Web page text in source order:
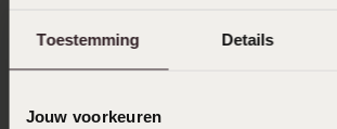
Toestemming Details
Jouw voorkeuren